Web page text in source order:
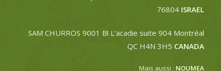
76804 ISRAEL
SAM CHURROS 9001 Bl L’acadie suite 904 Montréal
QC H4N 3H5 CANADA
Mais aussi : NOUMEA